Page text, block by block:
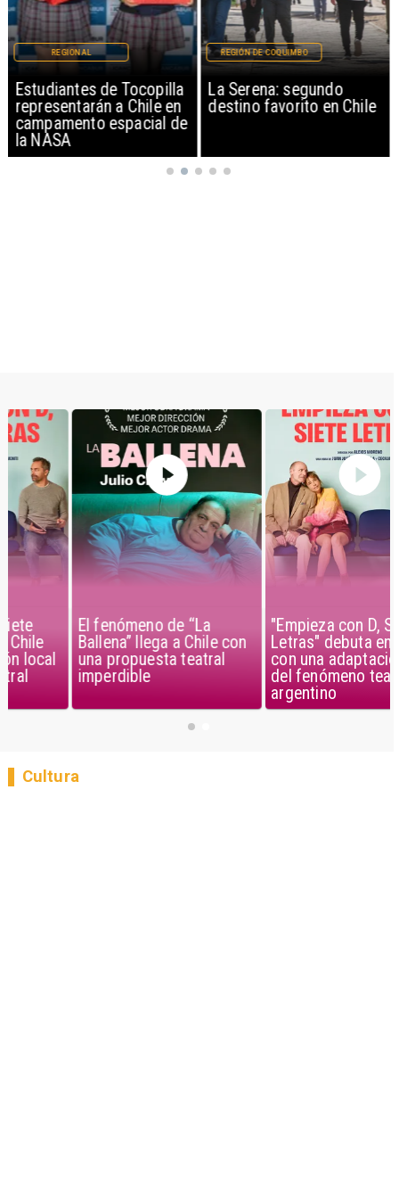
Estudiantes de Tocopilla
representarán a Chile en
campamento espacial de
la NASA
REGIONAL
La Serena: segundo
destino favorito en Chile
REGIÓN DE COQUIMBO
El fenómeno de “La
Ballena” llega a Chile con
una propuesta teatral
imperdible
"Empieza con D, Siete
Letras" debuta en Chile
con una adaptación local
del fenómeno teatral
argentino
Cultura